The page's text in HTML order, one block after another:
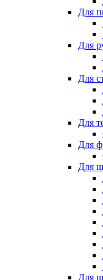
Для
Для
Для
Для
Для
Для
Для